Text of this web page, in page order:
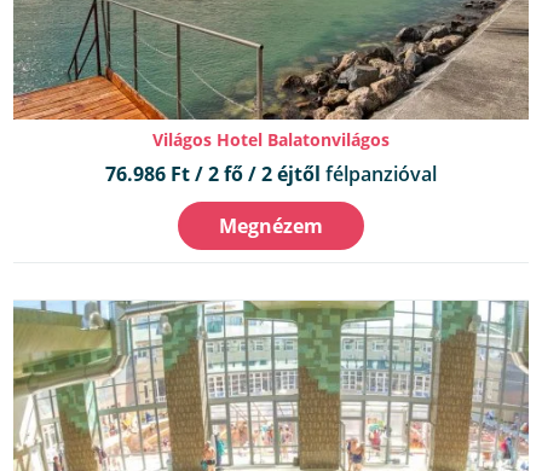
Világos Hotel Balatonvilágos
76.986 Ft / 2 fő / 2 éjtől félpanzióval
Megnézem